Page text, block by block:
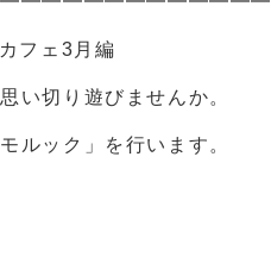
フェ3月編
い切り遊びませんか。
ルック」を行います。